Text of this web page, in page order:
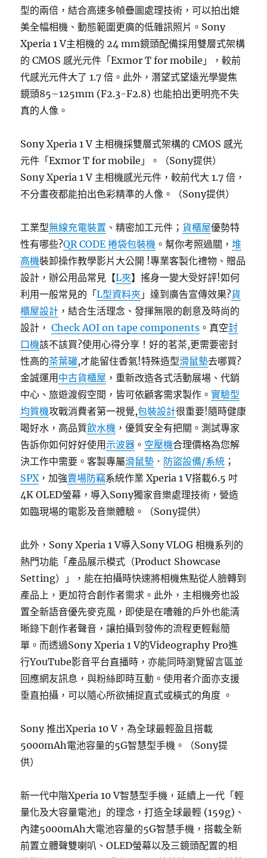
型的兩倍，結合高速多幀疊圖處理技術，可以拍出媲
美全幅相機、動態範圍更廣的低雜訊照片。Sony
Xperia 1 V主相機的 24 mm鏡頭配備採用雙層式架構
的 CMOS 感光元件「Exmor T for mobile」，較前
代感光元件大了 1.7 倍。此外，潛望式望遠光學變焦
鏡頭85–125mm (F2.3-F2.8) 也能拍出更明亮不失
真的人像。
Sony Xperia 1 V 主相機採雙層式架構的 CMOS 感光
元件「Exmor T for mobile」。（Sony提供）
Sony Xperia 1 V 主相機感光元件，較前代大 1.7 倍，
不分晝夜都能拍出色彩精準的人像。（Sony提供）
工業型無線充電裝置 、精密加工元件； 貨櫃屋優勢特
性有哪些?QR CODE 捲袋包裝機 。幫你考照過關，堆
高機裝卸操作教學影片大公開 !專業客製化禮物、贈品
設計，辦公用品常見【L夾】搖身一變大受好評!如何
利用一般常見的「L型資料夾 」達到廣告宣傳效果?貨
櫃屋設計 ，結合生活理念、發揮無限的創意及時尚的
設計，Check AOI on tape components 。真空封
口機該不該買?使用心得分享！好的茗茶,更需要密封
性高的茶葉罐,才能留住香氣!特殊造型滑鼠墊去哪買?
金誠運用 中古貨櫃屋 ，重新改造各式活動展場、代銷
中心、旅遊渡假空間，皆可依顧客需求製作。實驗型
均質機攻戰消費者第一視覺,包裝設計很重要!隨時健康
喝好水，高品質飲水機 ，優質安全有把關。測試專家
告訴你如何好好使用示波器 。 空壓機合理價格為您解
決工作中需要。客製專屬滑鼠墊 ． 防盜設備/系統 ；
SPX，加強賣場防竊系統作業 Xperia 1 V搭載6.5 吋
4K OLED螢幕，導入Sony獨家音樂處理技術，營造
如臨現場的電影及音樂體驗。（Sony提供）
此外，Sony Xperia 1 V導入Sony VLOG 相機系列的
熱門功能「產品展示模式（Product Showcase
Setting）」，能在拍攝時快速將相機焦點從人臉轉到
產品上，更加符合創作者需求。此外，主相機旁也設
置全新語音優先麥克風，即使是在嘈雜的戶外也能清
晰錄下創作者聲音，讓拍攝到發佈的流程更輕鬆簡
單。而透過Sony Xperia 1 V的Videography Pro進
行YouTube影音平台直播時，亦能同時瀏覽留言區並
回應網友訊息，與粉絲即時互動。使用者介面亦支援
垂直拍攝，可以隨心所欲捕捉直式或橫式的角度 。
Sony 推出Xperia 10 V，為全球最輕盈且搭載
5000mAh電池容量的5G智慧型手機。（Sony提
供）
新一代中階Xperia 10 V智慧型手機，延續上一代「輕
量化及大容量電池」的理念，打造全球最輕 (159g)、
內建5000mAh大電池容量的5G智慧手機，搭載全新
前置立體聲雙喇叭、OLED螢幕以及三鏡頭配置的相